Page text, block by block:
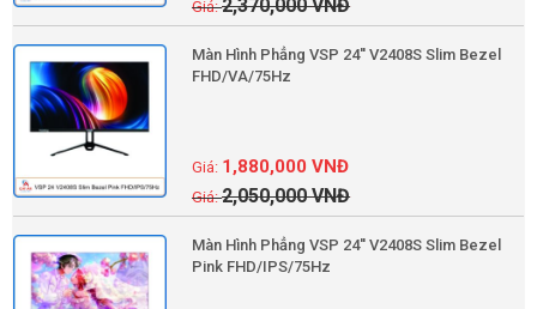
2,370,000VNĐ
Màn Hình Phẳng VSP 24'' V2408S Slim Bezel
FHD/VA/75Hz
2,050,000VNĐ
1,880,000VNĐ
Màn Hình Phẳng VSP 24'' V2408S Slim Bezel
Pink FHD/IPS/75Hz